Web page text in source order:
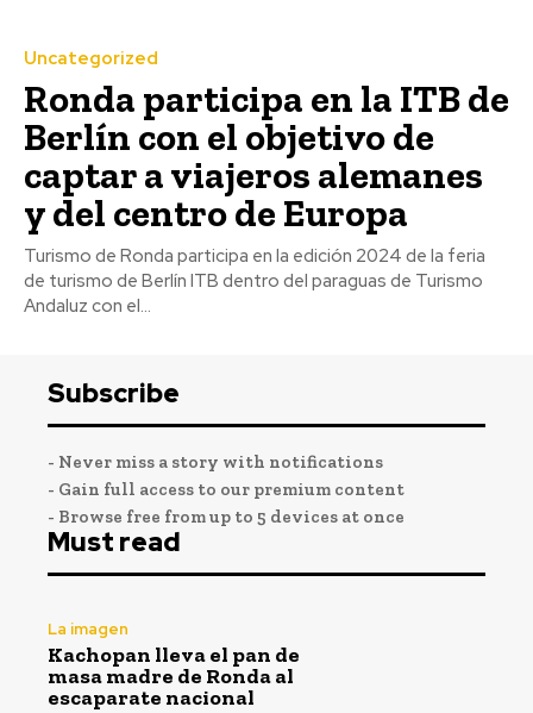
Uncategorized
Ronda participa en la ITB de
Berlín con el objetivo de
captar a viajeros alemanes
y del centro de Europa
Turismo de Ronda participa en la edición 2024 de la feria
de turismo de Berlín ITB dentro del paraguas de Turismo
Andaluz con el...
Subscribe
- Never miss a story with notifications
- Gain full access to our premium content
- Browse free from up to 5 devices at once
Must read
La imagen
Kachopan lleva el pan de
masa madre de Ronda al
escaparate nacional